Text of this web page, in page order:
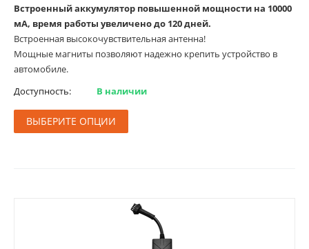
Встроенный аккумулятор повышенной мощности на 10000
мА, время работы увеличено до 120 дней.
Встроенная высокочувствительная антенна!
Мощные магниты позволяют надежно крепить устройство в
автомобиле.
Доступность:
В наличии
ВЫБЕРИТЕ ОПЦИИ